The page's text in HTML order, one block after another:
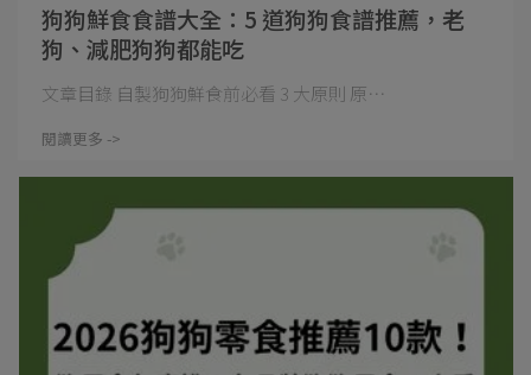
狗狗鮮食食譜大全：5 道狗狗食譜推薦，老
狗、減肥狗狗都能吃
文章目錄 自製狗狗鮮食前必看 3 大原則 原⋯
閱讀更多 ->